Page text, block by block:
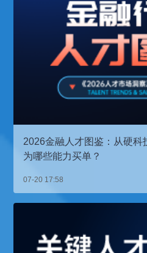
2026金融人才图鉴：从硬科
为哪些能力买单？
07-20 17:58